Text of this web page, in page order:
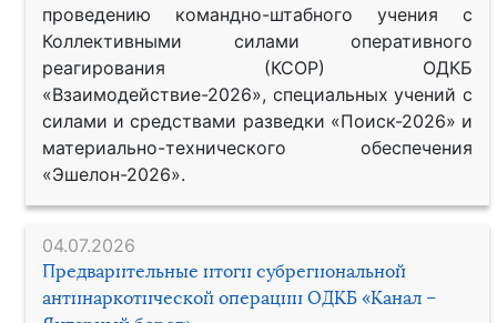
проведению командно-штабного учения с
Коллективными силами оперативного
реагирования (КСОР) ОДКБ
«Взаимодействие-2026», специальных учений с
силами и средствами разведки «Поиск-2026» и
материально-технического обеспечения
«Эшелон-2026».
04.07.2026
Предварительные итоги субрегиональной
антинаркотической операции ОДКБ «Канал –